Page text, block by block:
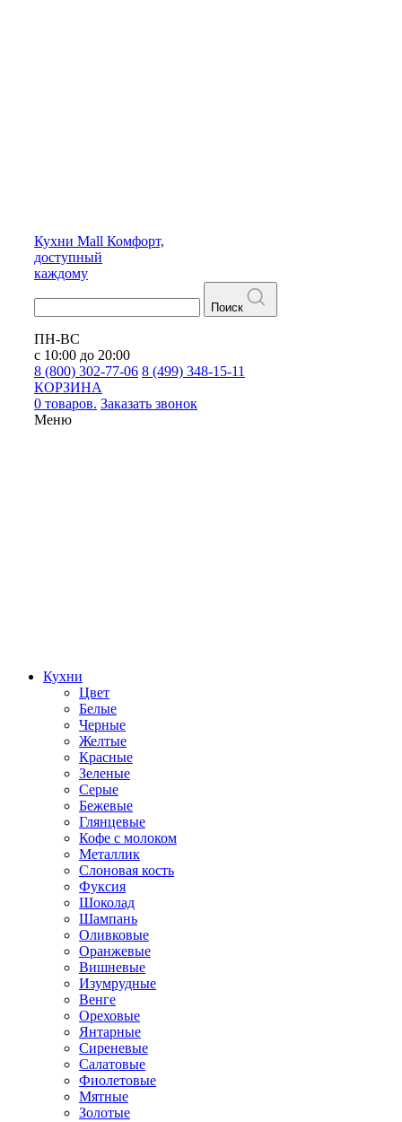
Кухни Mall Комфорт,
доступный
каждому
Поиск
ПН-ВС
с 10:00 до 20:00
8 (800) 302-77-06 8 (499) 348-15-11
КОРЗИНА
0 товаров. Заказать звонок
Меню
Кухни
Цвет
Белые
Черные
Желтые
Красные
Зеленые
Серые
Бежевые
Глянцевые
Кофе с молоком
Металлик
Слоновая кость
Фуксия
Шоколад
Шампань
Оливковые
Оранжевые
Вишневые
Изумрудные
Венге
Ореховые
Янтарные
Сиреневые
Салатовые
Фиолетовые
Мятные
Золотые